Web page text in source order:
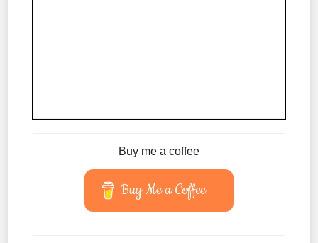
Buy me a coffee
Buy Me a Coffee